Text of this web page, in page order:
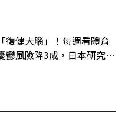
復健大腦」！每週看體育
鬱風險降3成，日本研究：